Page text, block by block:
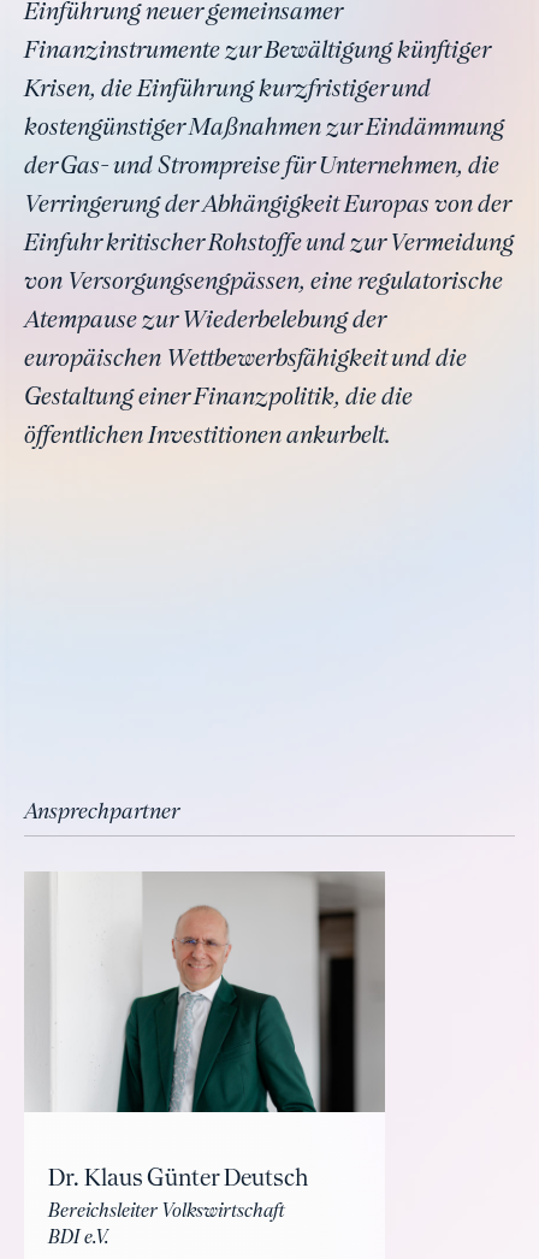
Einführung neuer gemeinsamer
Finanzinstrumente zur Bewältigung künftiger
Krisen, die Einführung kurzfristiger und
kostengünstiger Maßnahmen zur Eindämmung
der Gas- und Strompreise für Unternehmen, die
Verringerung der Abhängigkeit Europas von der
Einfuhr kritischer Rohstoffe und zur Vermeidung
von Versorgungsengpässen, eine regulatorische
Atempause zur Wiederbelebung der
europäischen Wettbewerbsfähigkeit und die
Gestaltung einer Finanzpolitik, die die
öffentlichen Investitionen ankurbelt.
Ansprechpartner
Dr. Klaus Günter Deutsch
Bereichsleiter Volkswirtschaft
BDI e.V.